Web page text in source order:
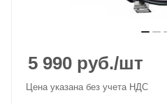
5 990 руб./шт
Цена указана без учета НДС